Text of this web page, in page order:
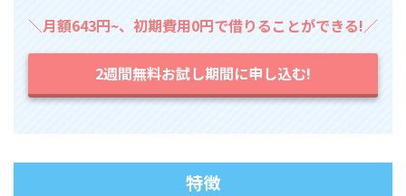
＼月額643円~、初期費用0円で借りることができる!／
2週間無料お試し期間に申し込む!
特徴